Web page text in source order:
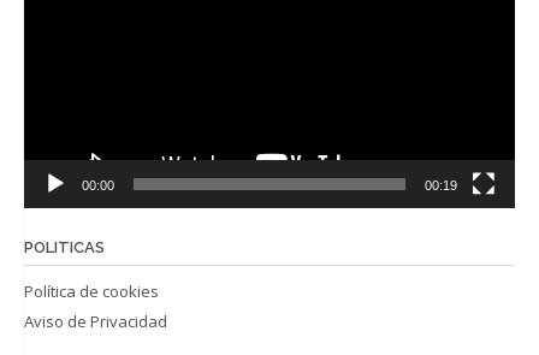
00:00 00:19
POLITICAS
Política de cookies
Aviso de Privacidad